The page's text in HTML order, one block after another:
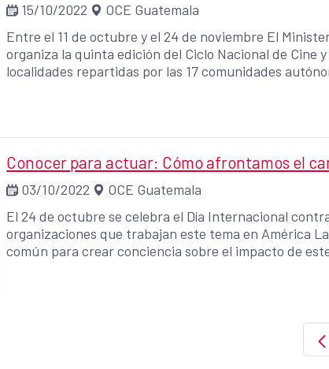
15/10/2022
OCE Guatemala
Entre el 11 de octubre y el 24 de noviembre El
organiza la quinta edición del Ciclo Nacional de Cine
localidades repartidas por las 17 comunidades
Conocer para actuar: Cómo afrontamos el
03/10/2022
OCE Guatemala
El 24 de octubre se celebra el Día Internacional
organizaciones que trabajan este tema en América
común para crear conciencia sobre el impacto de